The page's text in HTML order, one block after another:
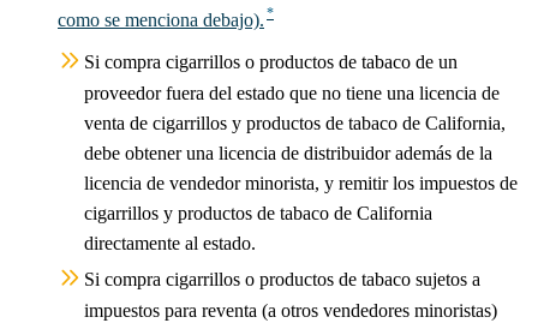
como se menciona debajo).
Si compra cigarrillos o productos de tabaco de un
proveedor fuera del estado que no tiene una licencia de
venta de cigarrillos y productos de tabaco de California,
debe obtener una licencia de distribuidor además de la
licencia de vendedor minorista, y remitir los impuestos de
cigarrillos y productos de tabaco de California
directamente al estado.
Si compra cigarrillos o productos de tabaco sujetos a
impuestos para reventa (a otros vendedores minoristas)